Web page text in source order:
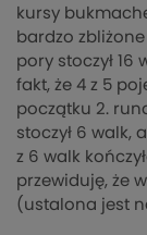
kursy
bardzo
pory stoczył 16
fakt, że 4 z 5
początku 2.
stoczył 6 walk,
z 6 walk
przewiduję, że
(ustalona jest